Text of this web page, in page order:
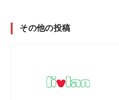
その他の投稿